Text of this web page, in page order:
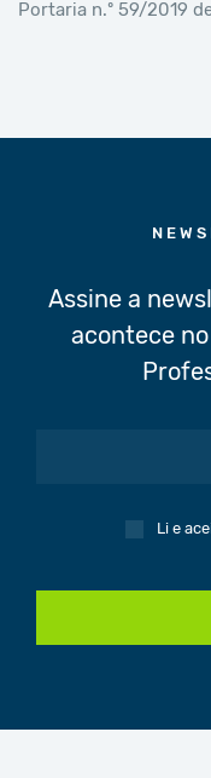
Portaria n.º 59/2019
Assine a
acontece
Li e